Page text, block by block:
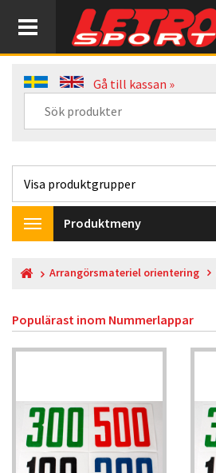
Gå till kassan »
Toggle
navigation
Produktmeny
Arrangörsmateriel orientering
Populärast inom Nummerlappar